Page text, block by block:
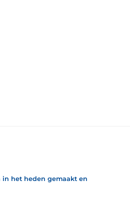
in het heden gemaakt en